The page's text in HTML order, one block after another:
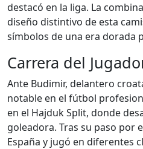
destacó en la liga. La
diseño distintivo de esta
símbolos de una era dorada
Carrera del
Ante Budimir, delantero
notable en el fútbol
en el Hajduk Split, donde
goleadora. Tras su paso por
España y jugó en diferentes